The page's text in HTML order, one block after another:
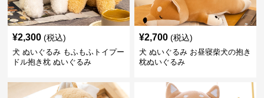
¥2,300 (税込)
犬 ぬいぐるみ もふもふトイプー
ドル抱き枕 ぬいぐるみ
¥2,700 (税込)
犬 ぬいぐるみ お昼寝柴犬の抱き
枕ぬいぐるみ